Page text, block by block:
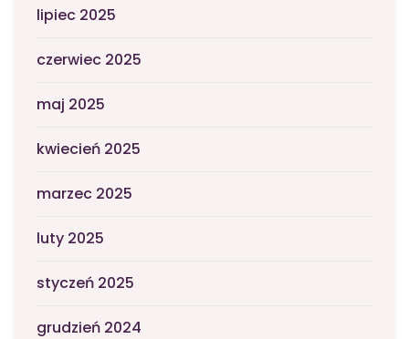
lipiec 2025
czerwiec 2025
maj 2025
kwiecień 2025
marzec 2025
luty 2025
styczeń 2025
grudzień 2024